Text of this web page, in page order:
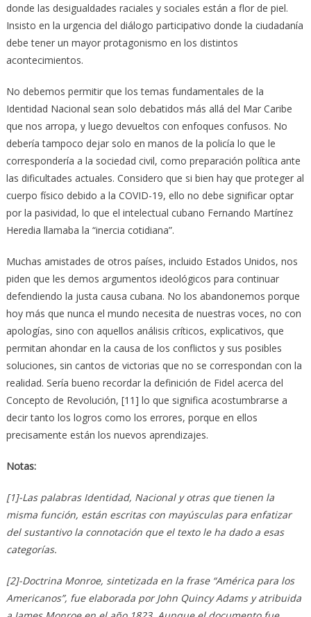
donde las desigualdades raciales y sociales están a flor de piel.
Insisto en la urgencia del diálogo participativo donde la ciudadanía
debe tener un mayor protagonismo en los distintos
acontecimientos.
No debemos permitir que los temas fundamentales de la
Identidad Nacional sean solo debatidos más allá del Mar Caribe
que nos arropa, y luego devueltos con enfoques confusos. No
debería tampoco dejar solo en manos de la policía lo que le
correspondería a la sociedad civil, como preparación política ante
las dificultades actuales. Considero que si bien hay que proteger al
cuerpo físico debido a la COVID-19, ello no debe significar optar
por la pasividad, lo que el intelectual cubano Fernando Martínez
Heredia llamaba la “inercia cotidiana”.
Muchas amistades de otros países, incluido Estados Unidos, nos
piden que les demos argumentos ideológicos para continuar
defendiendo la justa causa cubana. No los abandonemos porque
hoy más que nunca el mundo necesita de nuestras voces, no con
apologías, sino con aquellos análisis críticos, explicativos, que
permitan ahondar en la causa de los conflictos y sus posibles
soluciones, sin cantos de victorias que no se correspondan con la
realidad. Sería bueno recordar la definición de Fidel acerca del
Concepto de Revolución, [11] lo que significa acostumbrarse a
decir tanto los logros como los errores, porque en ellos
precisamente están los nuevos aprendizajes.
Notas:
[1]-Las palabras Identidad, Nacional y otras que tienen la
misma función, están escritas con mayúsculas para enfatizar
del sustantivo la connotación que el texto le ha dado a esas
categorías.
[2]-Doctrina Monroe, sintetizada en la frase “América para los
Americanos”, fue elaborada por John Quincy Adams y atribuida